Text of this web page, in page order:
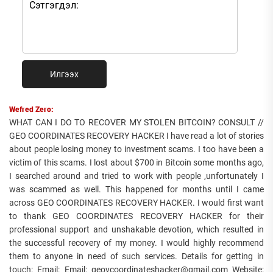
Илгээх
Wefred Zero:
WHAT CAN I DO TO RECOVER MY STOLEN BITCOIN? CONSULT //
GEO COORDINATES RECOVERY HACKER I have read a lot of stories
about people losing money to investment scams. I too have been a
victim of this scams. I lost about $700 in Bitcoin some months ago,
I searched around and tried to work with people ,unfortunately I
was scammed as well. This happened for months until I came
across GEO COORDINATES RECOVERY HACKER. I would first want
to thank GEO COORDINATES RECOVERY HACKER for their
professional support and unshakable devotion, which resulted in
the successful recovery of my money. I would highly recommend
them to anyone in need of such services. Details for getting in
touch: Email: Email: geovcoordinateshacker@gmail.com Website;